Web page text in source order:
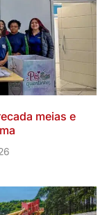
meias e